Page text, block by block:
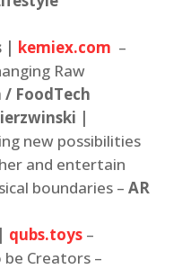
| kemiex.com –
Raw
FoodTech
|
new possibilities
and entertain
boundaries – AR
qubs.toys–
Creators –